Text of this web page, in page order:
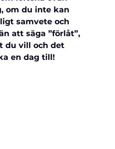
om du inte kan
samvete och
att säga ”förlåt”,
du vill och det
en dag till!